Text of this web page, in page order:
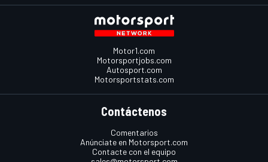
Motor1.com
Motorsportjobs.com
Autosport.com
Motorsportstats.com
Contáctenos
Comentarios
Anúnciate en Motorsport.com
Contacte con el equipo